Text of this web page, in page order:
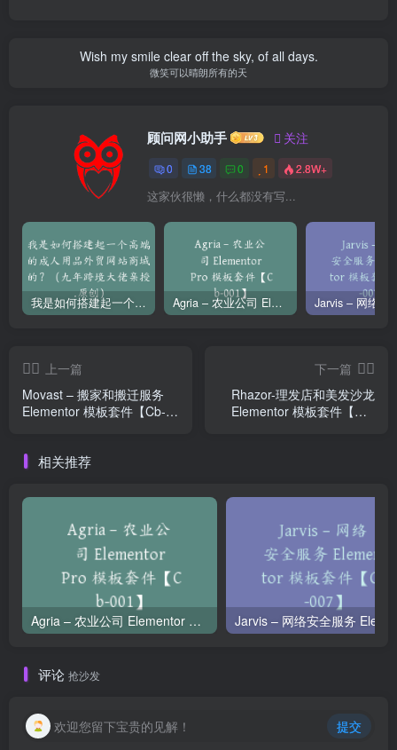
Wish my smile clear off the sky, of all days.
微笑可以晴朗所有的天
顾问网小助手 关注
0 38 0 1 2.8W+
这家伙很懒，什么都没有写...
我是如何搭建起一个高端的成人用品外贸网站商城的？（九年跨境大佬亲授.原创）免费提供保姆式辅导！ Agria – 农业公司 Elementor Pro 模板套件【Cb-001】
上一篇
Movast – 搬家和搬迁服务
Elementor 模板套件【Cb-
下一篇
Rhazor-理发店和美发沙龙
Elementor 模板套件【Cb-
相关推荐
Agria – 农业公司 Elementor Pro 模板套件【Cb-001】
评论 抢沙发
欢迎您留下宝贵的见解！ 提交